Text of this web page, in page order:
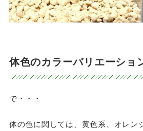
体色のカラーバリエーショ
で・・・
体の色に関しては、黄色系、オレン